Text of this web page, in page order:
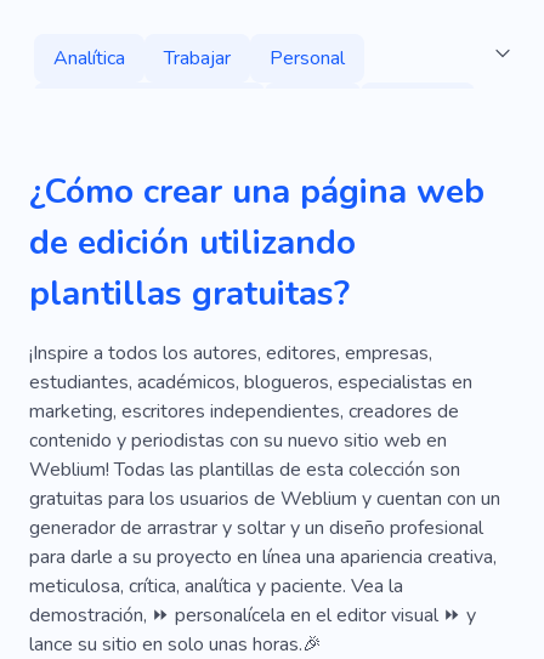
Analítica Trabajar
Personal
Salario
Contabilidad
Documentación
Consulta
Ortodoncista
Derechos De Autor
Radio
Centenar
Papel Principal
Práctico Rango
Lados
Estado
Libros Folleto
Canal
Cliente
Pericia Basura
Grabación
Mesa
Limpieza
Sintonización
Catalogar
Especialista
Promoción
Resultado
Finanzas
Inversión
Impuesto
Comprar Figura
¿Cómo crear una página web
de edición utilizando
plantillas gratuitas?
¡Inspire a todos los autores, editores, empresas,
estudiantes, académicos, blogueros, especialistas en
marketing, escritores independientes, creadores de
contenido y periodistas con su nuevo sitio web en
Weblium! Todas las plantillas de esta colección son
gratuitas para los usuarios de Weblium y cuentan con un
generador de arrastrar y soltar y un diseño profesional
para darle a su proyecto en línea una apariencia creativa,
meticulosa, crítica, analítica y paciente. Vea la
demostración, ⏩ personalícela en el editor visual ⏩ y
lance su sitio en solo unas horas.🎉